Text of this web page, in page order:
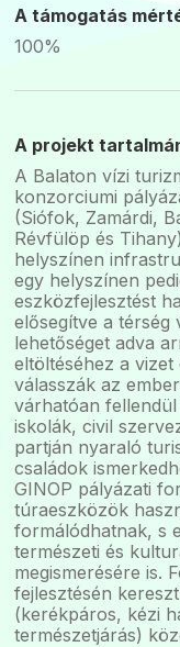
A támogatás
100%
A projekt
A Balaton vízi
konzorciumi
(Siófok, Zamárdi,
Révfülöp és
helyszínen
egy helyszínen
eszközfejlesztést
elősegítve a térség
lehetőséget adva
eltöltéséhez a
válasszák az
várhatóan
iskolák, civil
partján nyaraló
családok
GINOP pályázati
túraeszközök
formálódhatnak, s
természeti és
megismerésére is.
fejlesztésén
(kerékpáros, kézi
természetjárás)